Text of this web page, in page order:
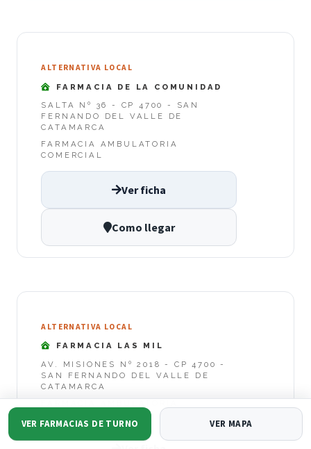
ALTERNATIVA LOCAL
FARMACIA DE LA COMUNIDAD
SALTA Nº 36 - CP 4700 - SAN
FERNANDO DEL VALLE DE
CATAMARCA
FARMACIA AMBULATORIA
COMERCIAL
Ver ficha
Como llegar
ALTERNATIVA LOCAL
FARMACIA LAS MIL
AV. MISIONES Nº 2018 - CP 4700 -
SAN FERNANDO DEL VALLE DE
CATAMARCA
VER FARMACIAS DE TURNO VER MAPA